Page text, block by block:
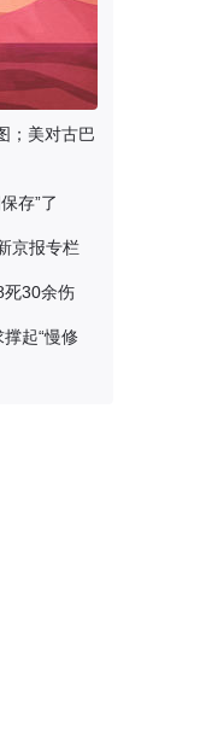
；美对古巴
存”了
京报专栏
死30余伤
起“慢修